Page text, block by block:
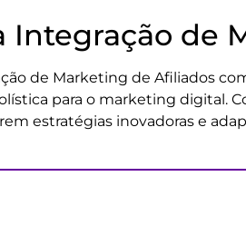
Integração de
de Marketing de Afiliados
para o marketing digital.
estratégias inovadoras e